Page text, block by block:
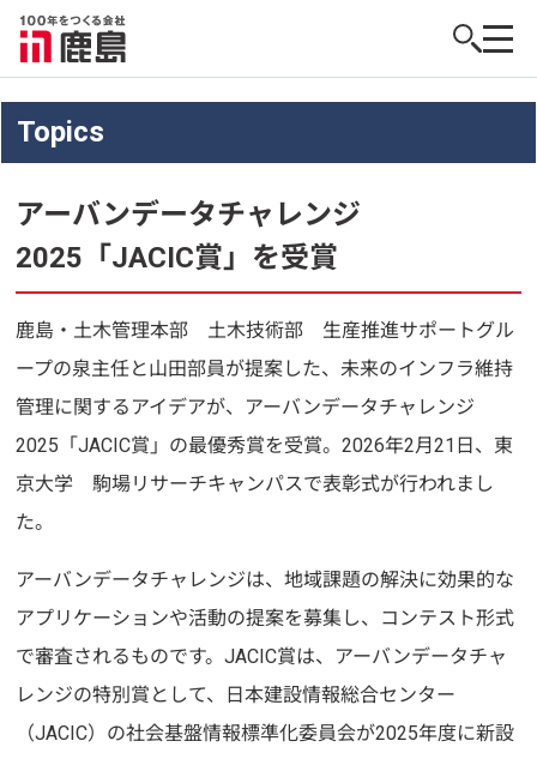
Topics
アーバンデータチャレンジ
2025「JACIC賞」を受賞
鹿島・土木管理本部 土木技術部 生産推進サポートグル
ープの泉主任と山田部員が提案した、未来のインフラ維持
管理に関するアイデアが、アーバンデータチャレンジ
2025「JACIC賞」の最優秀賞を受賞。2026年2月21日、東
京大学 駒場リサーチキャンパスで表彰式が行われまし
た。
アーバンデータチャレンジは、地域課題の解決に効果的な
アプリケーションや活動の提案を募集し、コンテスト形式
で審査されるものです。JACIC賞は、アーバンデータチャ
レンジの特別賞として、日本建設情報総合センター
（JACIC）の社会基盤情報標準化委員会が2025年度に新設